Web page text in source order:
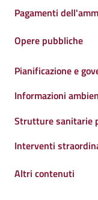
Pagamenti
Opere pubbliche
Pianificazione e
Informazioni
Strutture sanitarie
Interventi
Altri contenuti